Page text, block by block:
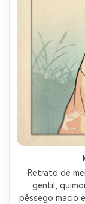
Retrato de
gentil,
pêssego macio